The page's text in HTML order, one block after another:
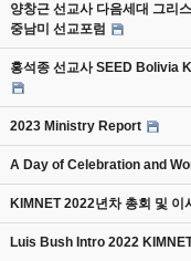
양창근 선교사 다음세대 그리
중남미 선교포럼
홍석종 선교사 SEED Bolivia
2023 Ministry Report
A Day of Celebration and
KIMNET 2022년차 총회 및 이
Luis Bush Intro 2022